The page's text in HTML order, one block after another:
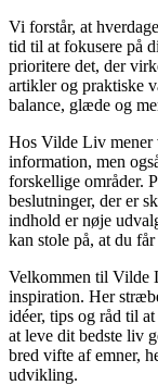
Vi forstår, at
tid til at fokusere på
prioritere det, der
artikler og praktiske
balance, glæde og
Hos Vilde Liv mener
information, men
forskellige områder.
beslutninger, der er
indhold er nøje
kan stole på, at du får
Velkommen til Vilde
inspiration. Her
idéer, tips og råd til
at leve dit bedste liv
bred vifte af emner,
udvikling.